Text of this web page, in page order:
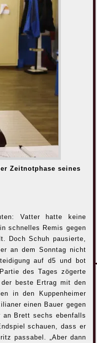
Zeitnotphase seines
Vatter hatte keine
schnelles Remis gegen
Doch Schuh pausierte,
an dem Sonntag nicht
auf d5 und bot
des Tages zögerte
beste Ertrag mit den
in den Kuppenheimer
einen Bauer gegen
Brett sechs ebenfalls
schauen, dass er
passabel. „Aber dann